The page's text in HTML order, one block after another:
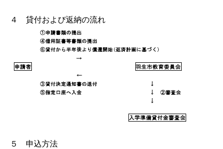
４ 貸付および返納の流れ
５ 申込方法